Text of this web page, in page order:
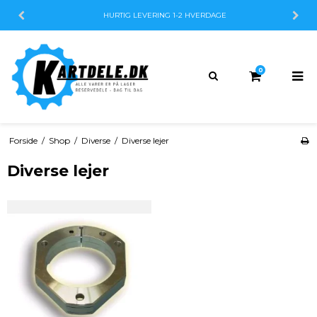
HURTIG LEVERING1-2 HVERDAGE
0
Forside / Shop / Diverse / Diverse lejer
Diverse lejer